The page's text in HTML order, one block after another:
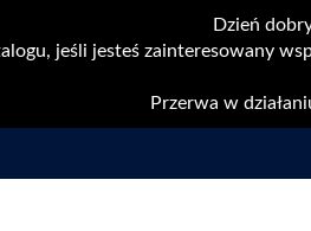
Dzień
jeśli jesteś zainteresowany
Przerwa w